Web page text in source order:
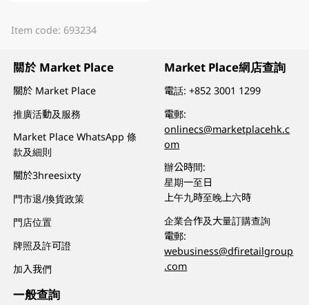
Item code: 693234
關於 Market Place
關於 Market Place
推廣活動及服務
Market Place WhatsApp 條
款及細則
關於3hreesixty
門市退/換貨政策
門店位置
牌照及許可證
加入我們
一般查詢
Market Place網店查詢
電話:+852 3001 1299
電郵:
onlinecs@marketplacehk.c
om
辦公時間:
星期一至日
上午九時至晚上六時
企業合作及大量訂購查詢
電郵:
webusiness@dfiretailgroup
.com